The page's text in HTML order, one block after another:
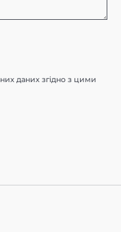
даних згідно з цими